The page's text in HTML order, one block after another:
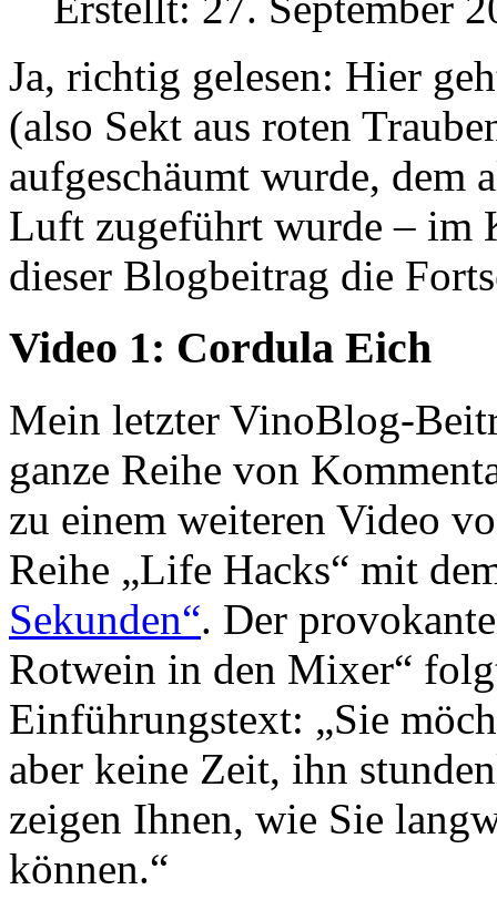
Ja, richtig gelesen: Hier
(also Sekt aus roten
aufgeschäumt wurde,
Luft zugeführt wurde – im
dieser Blogbeitrag die
Video 1: Cordula Eich
Mein letzter VinoBlog-
ganze Reihe von
zu einem weiteren Video
Reihe „Life Hacks“ mit
Sekunden“. Der
Rotwein in den Mixer“
Einführungstext: „Sie
aber keine Zeit, ihn
zeigen Ihnen, wie Sie
können.“